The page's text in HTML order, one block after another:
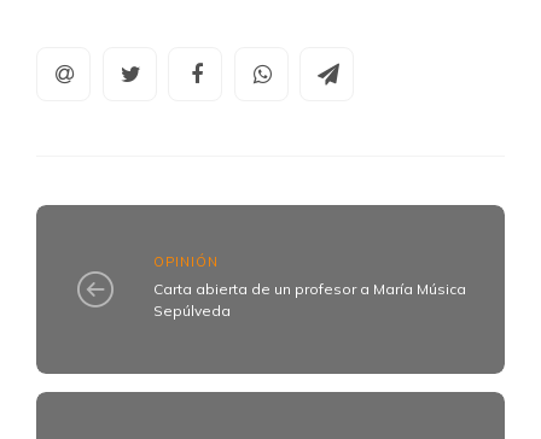
OPINIÓN
Carta abierta de un profesor a María Música
Sepúlveda